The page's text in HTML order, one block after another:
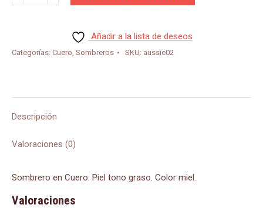
en
Miel
Añadir a la lista de deseos
Categorías: Cuero, Sombreros SKU: aussie02
Descripción
Valoraciones (0)
Sombrero en Cuero. Piel tono graso. Color miel.
Valoraciones